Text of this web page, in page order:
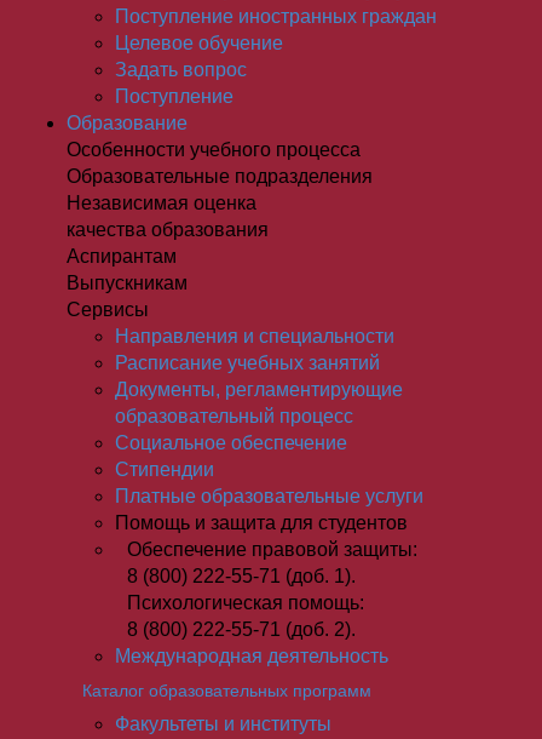
Поступление иностранных граждан
Целевое обучение
Задать вопрос
Поступление
Образование
Особенности учебного процесса
Образовательные подразделения
Независимая оценка
качества образования
Аспирантам
Выпускникам
Сервисы
Направления и специальности
Расписание учебных занятий
Документы, регламентирующие
образовательный процесс
Социальное обеспечение
Стипендии
Платные образовательные услуги
Помощь и защита для студентов
Обеспечение правовой защиты:
8 (800) 222-55-71 (доб. 1).
Психологическая помощь:
8 (800) 222-55-71 (доб. 2).
Международная деятельность
Каталог образовательных программ
Факультеты и институты